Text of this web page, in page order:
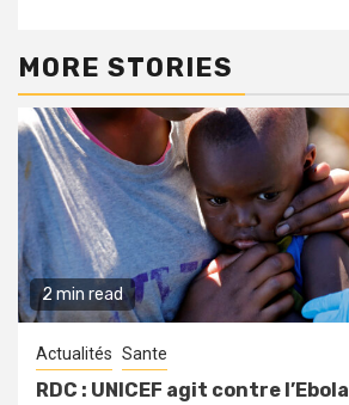
MORE STORIES
2 min read
Actualités Sante
RDC : UNICEF agit contre l’Ebola